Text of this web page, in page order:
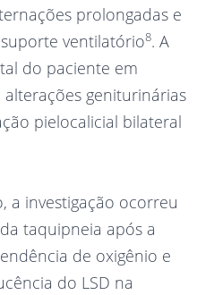
prolongadas e
ventilatório8. A
do paciente em
geniturinárias
pielocalicial bilateral
a investigação ocorreu
taquipneia após a
de oxigênio e
do LSD na